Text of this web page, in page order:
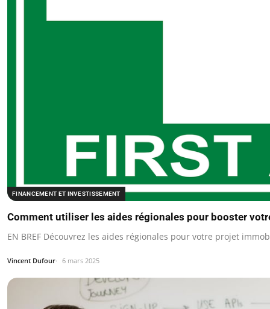
FINANCEMENT ET INVESTISSEMENT
Comment utiliser les aides régionales pour booster
EN BREF Découvrez les aides régionales pour votre projet
Vincent Dufour 6 mars 2025